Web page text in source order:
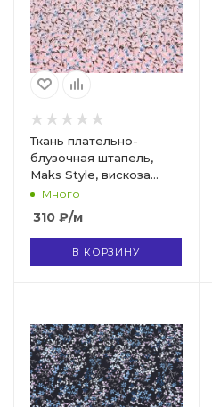
Ткань плательно-
блузочная штапель,
Maks Style, вискоза
100%, цвет ткани
розовый, цветочный
принт, арт. MS- 1226 D-
31 C-2
Много
310 ₽/м
В КОРЗИНУ